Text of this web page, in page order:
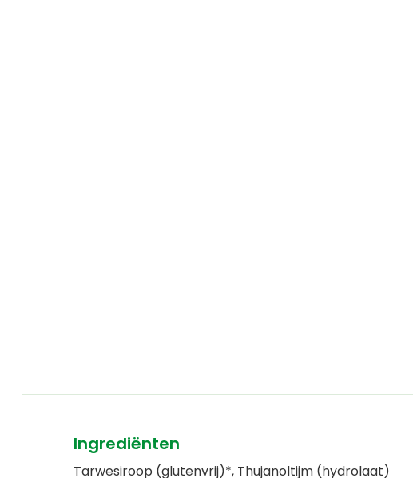
Ingrediënten
Tarwesiroop (glutenvrij)*, Thujanoltijm (hydrolaat)